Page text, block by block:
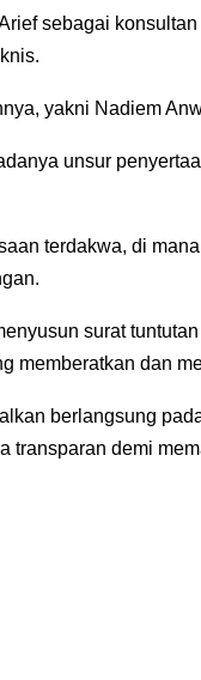
sebagai
yakni Nadiem
unsur
terdakwa, di
surat
memberatkan dan
berlangsung
transparan demi